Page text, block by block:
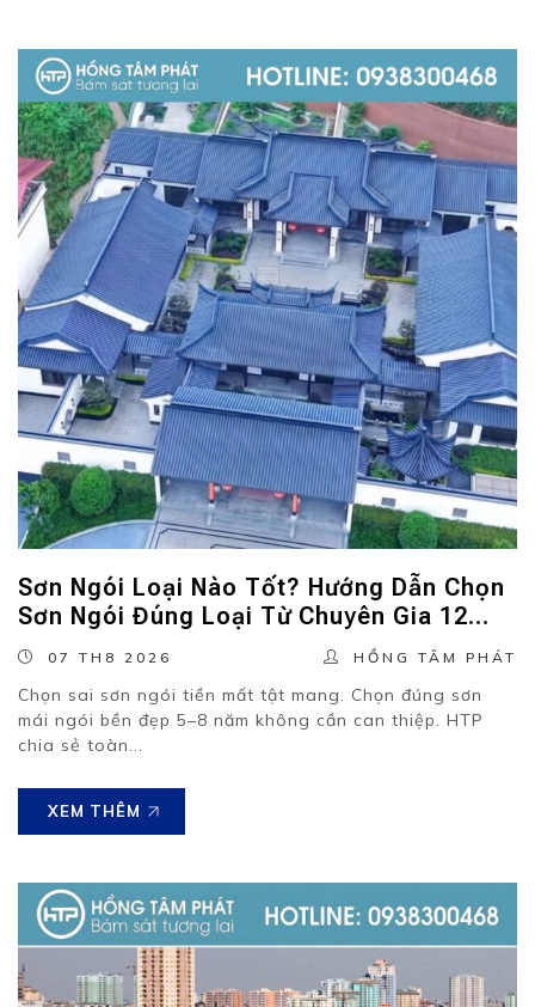
Sơn Ngói Loại Nào Tốt? Hướng Dẫn Chọn
Sơn Ngói Đúng Loại Từ Chuyên Gia 12
Năm Thực Chiến
07 TH8 2026 HỒNG TÂM PHÁT
Chọn sai sơn ngói tiền mất tật mang. Chọn đúng sơn
mái ngói bền đẹp 5–8 năm không cần can thiệp. HTP
chia sẻ toàn...
XEM THÊM